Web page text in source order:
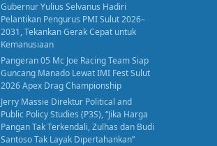
Gubernur Yulius Selvanus Hadiri
Pelantikan Pengurus PMI Sulut 2026–
2031, Tekankan Gerak Cepat untuk
Kemanusiaan
Pangeran 05 Mc Joe Racing Team Siap
Guncang Manado Lewat IMI Fest Sulut
2026 Apex Drag Championship
Jerry Massie Direktur Political and
Public Policy Studies (P3S), “Jika Harga
Pangan Tak Terkendali, Zulhas dan Budi
Santoso Tak Layak Dipertahankan”